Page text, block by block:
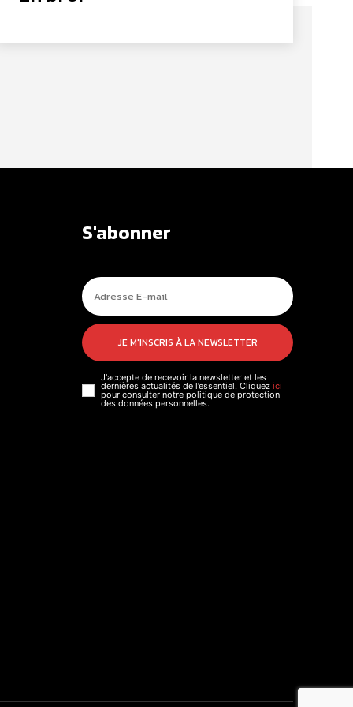
S'abonner
JE M'INSCRIS À LA NEWSLETTER
J'accepte de recevoir la newsletter et les
dernières actualités de l’essentiel. Cliquez ici
pour consulter notre politique de protection
des données personnelles.